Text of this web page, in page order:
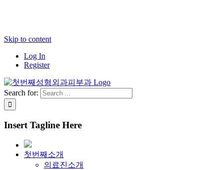
Skip to content
Log In
Register
Search for:
Insert Tagline Here
첫번째소개
의료진소개